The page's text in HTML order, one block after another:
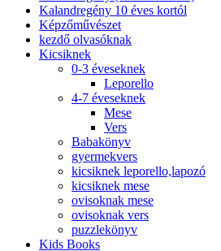
Kalandregény 10 éves kortól
Képzőművészet
kezdő olvasóknak
Kicsiknek
0-3 éveseknek
Leporello
4-7 éveseknek
Mese
Vers
Babakönyv
gyermekvers
kicsiknek leporello,lapozó
kicsiknek mese
ovisoknak mese
ovisoknak vers
puzzlekönyv
Kids Books